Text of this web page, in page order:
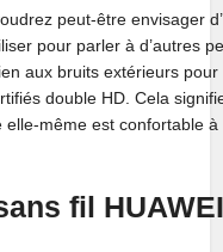
peut-être envisager
pour parler à d’autres
aux bruits extérieurs
double HD. Cela
même est confortable
fil